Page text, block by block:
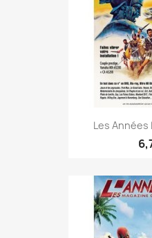
Les Années